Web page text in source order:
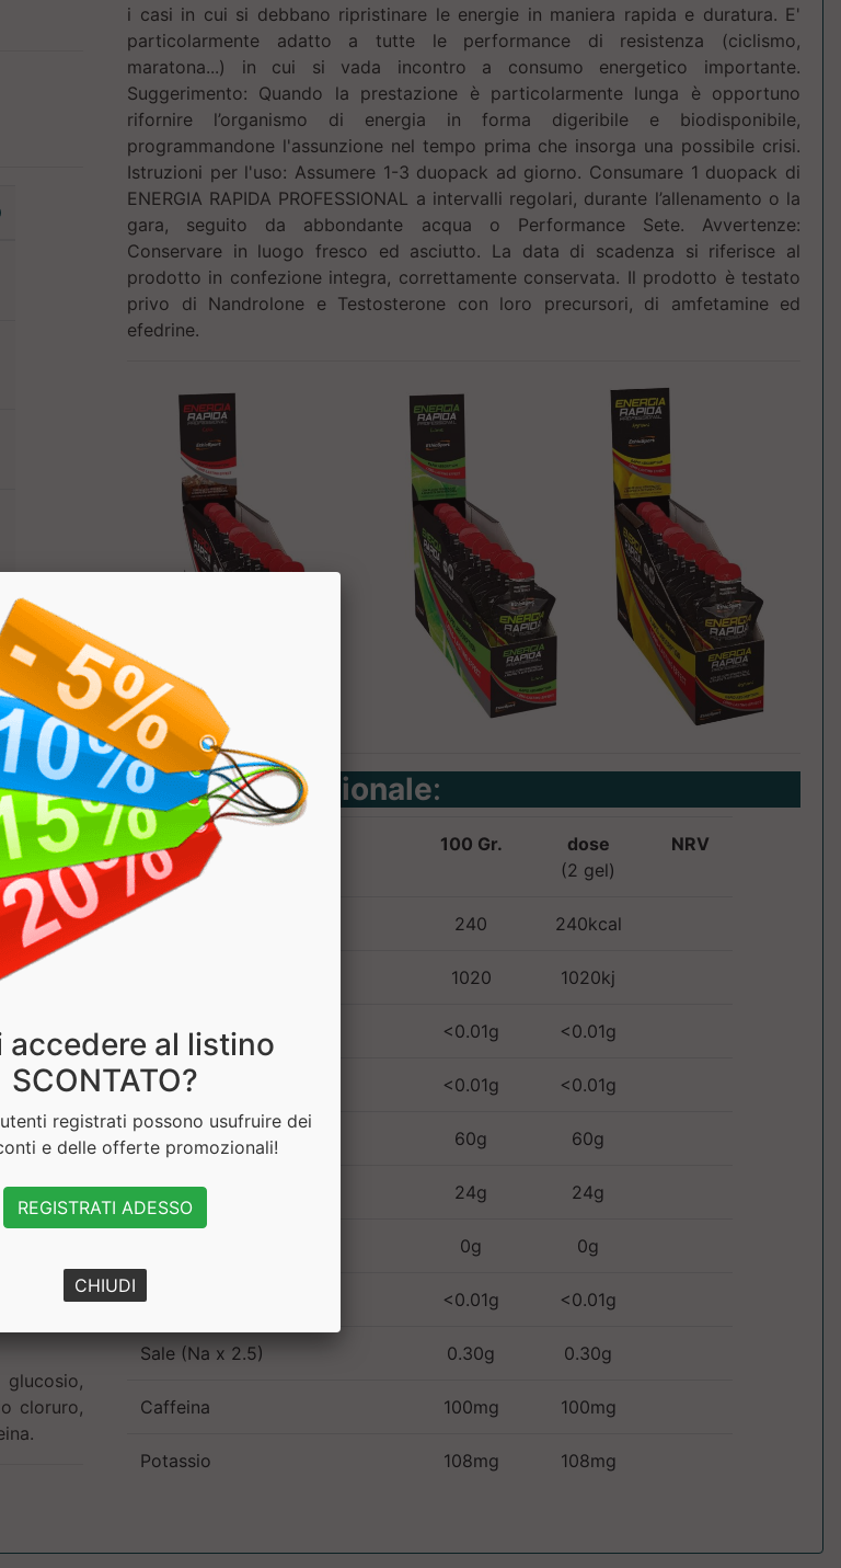
cloruro,
i casi in cui si debbano ripristinare le energie in maniera rapida e duratura. E'
particolarmente adatto a tutte le performance di resistenza (ciclismo,
maratona...) in cui si vada incontro a consumo energetico importante.
Suggerimento: Quando la prestazione è particolarmente lunga è opportuno
rifornire l’organismo di energia in forma digeribile e biodisponibile,
programmandone l'assunzione nel tempo prima che insorga una possibile crisi.
Istruzioni per l'uso: Assumere 1-3 duopack ad giorno. Consumare 1 duopack di
ENERGIA RAPIDA PROFESSIONAL a intervalli regolari, durante l’allenamento o la
gara, seguito da abbondante acqua o Performance Sete. Avvertenze:
Conservare in luogo fresco ed asciutto. La data di scadenza si riferisce al
prodotto in confezione integra, correttamente conservata. Il prodotto è testato
privo di Nandrolone e Testosterone con loro precursori, di amfetamine ed
efedrine.
Tabella Nutrizionale:
Componente 100 Gr.
dose
(2 gel)
NRV
240 240kcal
1020 1020kj
Grassi <0.01g <0.01g
di cui acidi grassi saturi <0.01g <0.01g
Carboidrati 60g 60g
di cui zuccheri 24g 24g
0g 0g
Proteine <0.01g <0.01g
Sale (Na x 2.5) 0.30g 0.30g
Caffeina 100mg 100mg
Potassio 108mg 108mg
accedere al listino
SCONTATO?
registrati possono usufruire dei
e delle offerte promozionali!
REGISTRATI ADESSO
CHIUDI